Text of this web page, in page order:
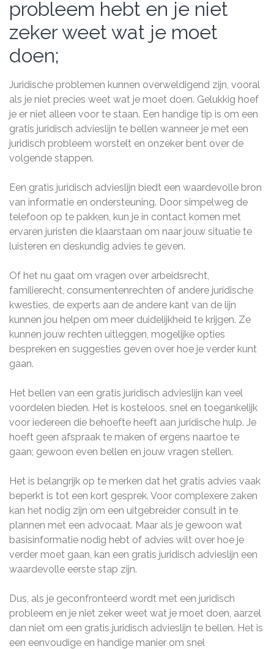
probleem hebt en je niet
zeker weet wat je moet
doen;
Juridische problemen kunnen overweldigend zijn, vooral
als je niet precies weet wat je moet doen. Gelukkig hoef
je er niet alleen voor te staan. Een handige tip is om een
gratis juridisch advieslijn te bellen wanneer je met een
juridisch probleem worstelt en onzeker bent over de
volgende stappen.
Een gratis juridisch advieslijn biedt een waardevolle bron
van informatie en ondersteuning. Door simpelweg de
telefoon op te pakken, kun je in contact komen met
ervaren juristen die klaarstaan om naar jouw situatie te
luisteren en deskundig advies te geven.
Of het nu gaat om vragen over arbeidsrecht,
familierecht, consumentenrechten of andere juridische
kwesties, de experts aan de andere kant van de lijn
kunnen jou helpen om meer duidelijkheid te krijgen. Ze
kunnen jouw rechten uitleggen, mogelijke opties
bespreken en suggesties geven over hoe je verder kunt
gaan.
Het bellen van een gratis juridisch advieslijn kan veel
voordelen bieden. Het is kosteloos, snel en toegankelijk
voor iedereen die behoefte heeft aan juridische hulp. Je
hoeft geen afspraak te maken of ergens naartoe te
gaan; gewoon even bellen en jouw vragen stellen.
Het is belangrijk op te merken dat het gratis advies vaak
beperkt is tot een kort gesprek. Voor complexere zaken
kan het nodig zijn om een uitgebreider consult in te
plannen met een advocaat. Maar als je gewoon wat
basisinformatie nodig hebt of advies wilt over hoe je
verder moet gaan, kan een gratis juridisch advieslijn een
waardevolle eerste stap zijn.
Dus, als je geconfronteerd wordt met een juridisch
probleem en je niet zeker weet wat je moet doen, aarzel
dan niet om een gratis juridisch advieslijn te bellen. Het is
een eenvoudige en handige manier om snel